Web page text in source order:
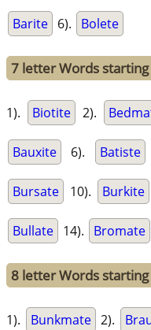
Barite 6). Bolete
7 letter Words
1). Biotite 2).
Bauxite 6). Batiste
Bursate 10). Burkite
Bullate 14). Bromate
8 letter Words
1). Bunkmate 2).